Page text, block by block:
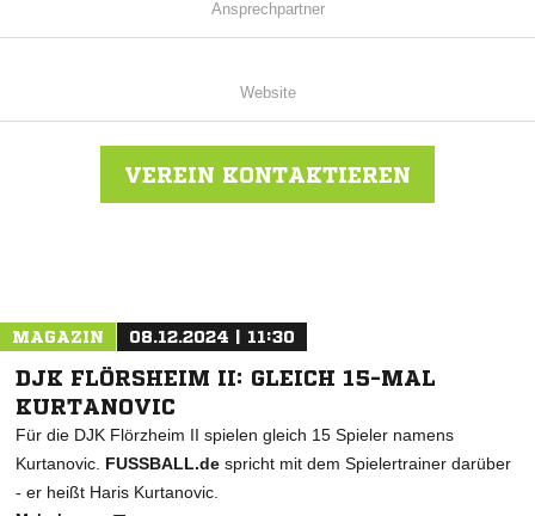
Ansprechpartner
Website
VEREIN KONTAKTIEREN
MAGAZIN 08.12.2024 | 11:30
DJK FLÖRSHEIM II: GLEICH 15-MAL
KURTANOVIC
Für die DJK Flörzheim II spielen gleich 15 Spieler namens
Kurtanovic. FUSSBALL.de spricht mit dem Spielertrainer darüber
- er heißt Haris Kurtanovic.